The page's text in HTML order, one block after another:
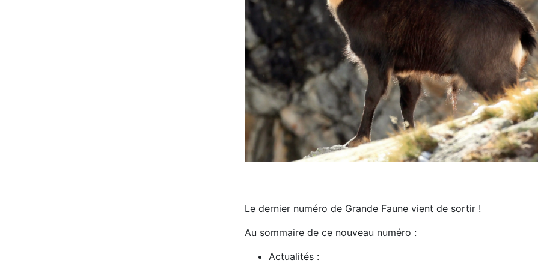
Le dernier numéro de Grande Faune vient de sortir !
Au sommaire de ce nouveau numéro :
Actualités :